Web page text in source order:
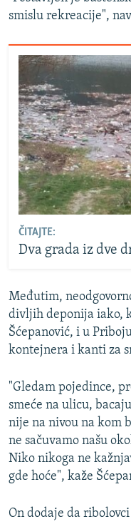
smislu rekreacije",
ČITAJTE:
Dva grada iz dve
Međutim,
divljih deponija iako,
Šćepanović, i u
kontejnera i kanti za
"Gledam pojedince,
smeće na ulicu,
nije na nivou na kom
ne sačuvamo našu
Niko nikoga ne
gde hoće", kaže
On dodaje da